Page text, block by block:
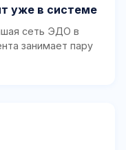
уже в системе
сеть ЭДО в
занимает пару